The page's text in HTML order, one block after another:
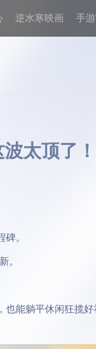
逆水寒映画 手
太顶了！
。
。
能躺平休闲狂揽好